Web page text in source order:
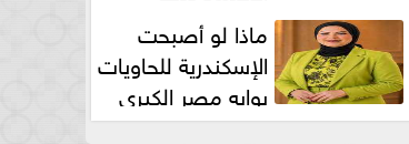
طبيعية
ماذا لو أصبحت
الإسكندرية للحاويات
بوابه مصر الكبري
للتجارة العالمية بقلم د...